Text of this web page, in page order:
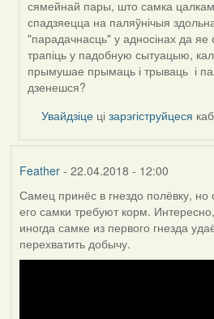
to
by
RobinZone
сямейнай пары, што самка цалкам
спадзяецца на паляўнічыя
"парадачнасць" у адносінах да
трапіць у падобную сытуацыю,
прымушае прымаць і трываць і
дзенешся?
Увайдзіце цізарэгіструйцеся
Feather- 22.04.2018 - 12:00
Самец принёс в гнездо полёвку, но
его самки требуют корм.
иногда самке из первого гнезда
перехватить добычу.